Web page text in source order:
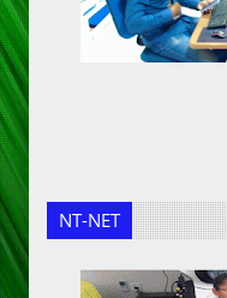
NT-NET